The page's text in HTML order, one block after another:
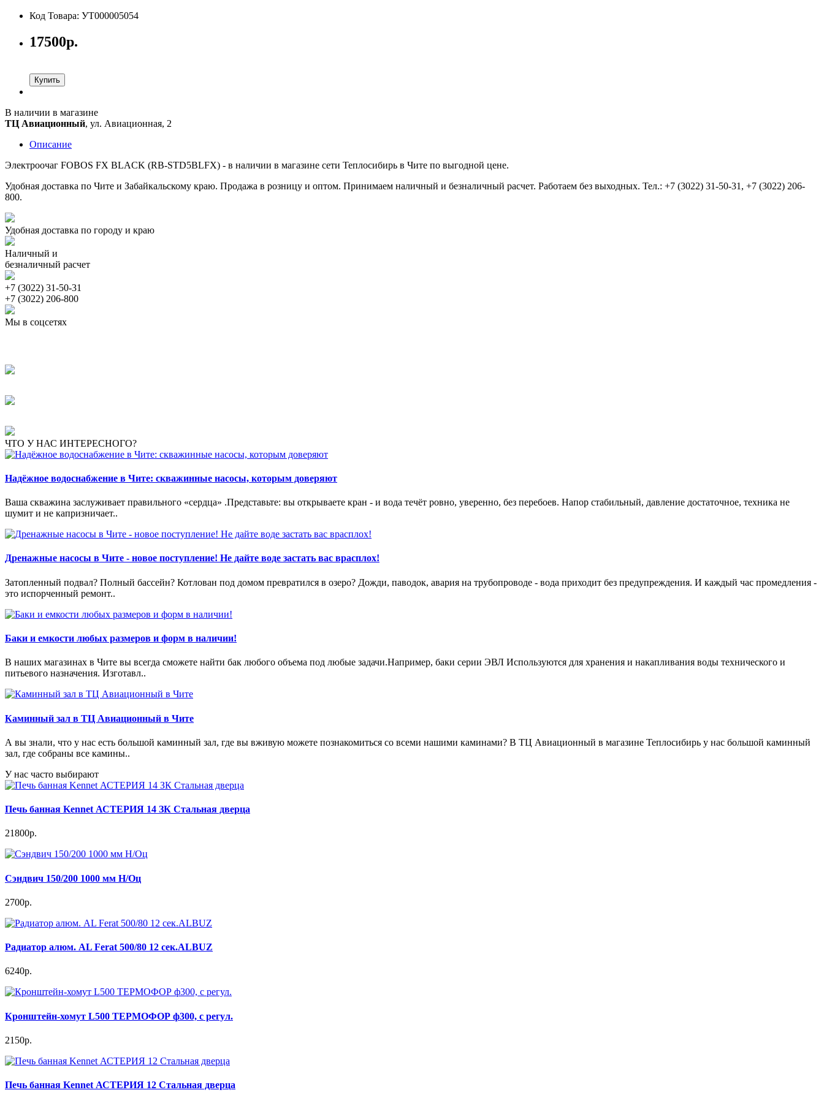
Код Товара: УТ000005054
17500р.
Купить
В наличии в магазине
ТЦ Авиационный, ул. Авиационная, 2
Описание
Электроочаг FOBOS FX BLACK (RB-STD5BLFX) - в наличии в магазине сети Теплосибирь в Чите по выгодной цене.
Удобная доставка по Чите и Забайкальскому краю. Продажа в розницу и оптом. Принимаем наличный и безналичный расчет. Работаем без выходных. Тел.: +7 (3022) 31-50-31, +7 (3022) 206-
800.
Удобная доставка по городу и краю
Наличный и
безналичный расчет
+7 (3022) 31-50-31
+7 (3022) 206-800
Мы в соцсетях
ЧТО У НАС ИНТЕРЕСНОГО?
Надёжное водоснабжение в Чите: скважинные насосы, которым доверяют
Ваша скважина заслуживает правильного «сердца» .Представьте: вы открываете кран - и вода течёт ровно, уверенно, без перебоев. Напор стабильный, давление достаточное, техника не
шумит и не капризничает..
Дренажные насосы в Чите - новое поступление! Не дайте воде застать вас врасплох!
Затопленный подвал? Полный бассейн? Котлован под домом превратился в озеро? Дожди, паводок, авария на трубопроводе - вода приходит без предупреждения. И каждый час промедления -
это испорченный ремонт..
Баки и емкости любых размеров и форм в наличии!
В наших магазинах в Чите вы всегда сможете найти бак любого объема под любые задачи.Например, баки серии ЭВЛ Используются для хранения и накапливания воды технического и
питьевого назначения. Изготавл..
Каминный зал в ТЦ Авиационный в Чите
А вы знали, что у нас есть большой каминный зал, где вы вживую можете познакомиться со всеми нашими каминами? В ТЦ Авиационный в магазине Теплосибирь у нас большой каминный
зал, где собраны все камины..
У нас часто выбирают
Печь банная Kennet АСТЕРИЯ 14 ЗК Стальная дверца
21800р.
Сэндвич 150/200 1000 мм Н/Оц
2700р.
Радиатор алюм. AL Ferat 500/80 12 сек.ALBUZ
6240р.
Кронштейн-хомут L500 ТЕРМОФОР ф300, с регул.
2150р.
Печь банная Kennet АСТЕРИЯ 12 Стальная дверца